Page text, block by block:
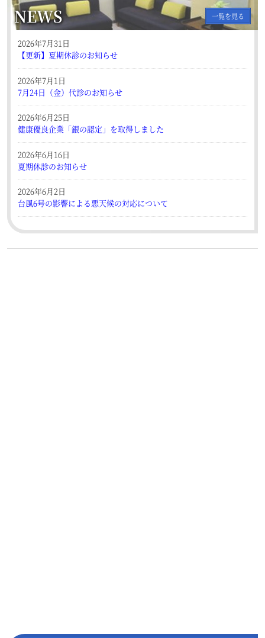
NEWS 一覧を見る
2026年7月31日
【更新】夏期休診のお知らせ
2026年7月1日
7月24日（金）代診のお知らせ
2026年6月25日
健康優良企業「銀の認定」を取得しました
2026年6月16日
夏期休診のお知らせ
2026年6月2日
台風6号の影響による悪天候の対応について